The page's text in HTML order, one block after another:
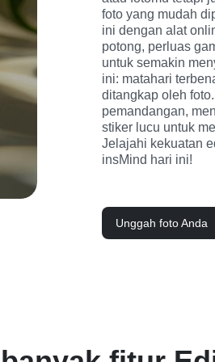
foto yang mudah
ini dengan alat
potong, perluas
untuk semakin
ini: matahari
ditangkap oleh
pemandangan,
stiker lucu untuk
Jelajahi kekuatan
insMind hari ini!
Unggah foto Anda